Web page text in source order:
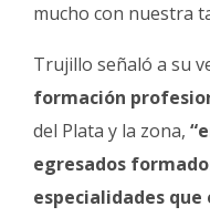
mucho con nuestra
Trujillo señaló a su
formación
del Plata y la zona,
egresados
especialidades